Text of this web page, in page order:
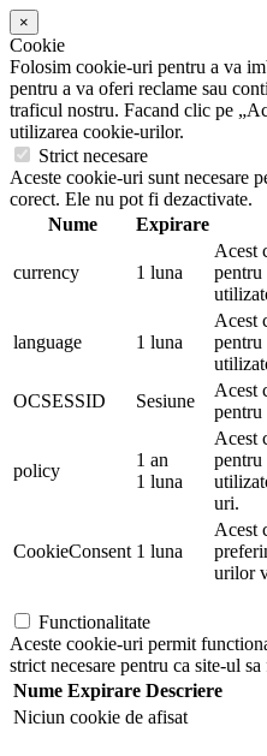
×
Cookie
Folosim cookie-uri pentru a va
pentru a va oferi reclame sau
traficul nostru. Facand clic pe
utilizarea cookie-urilor.
Strict necesare
Aceste cookie-uri sunt necesare
corect. Ele nu pot fi dezactivate.
Nume
Expirare
currency 1 luna
Acest
pentru
language 1 luna
Acest
pentru
OCSESSID
Sesiune
Acest
pentru
policy
1 an
1 luna
Acest
pentru
uri.
CookieConsent 1 luna
Acest
urilor
Functionalitate
Aceste cookie-uri permit
strict necesare pentru ca site-ul
Nume Expirare Descriere
Niciun cookie de afisat